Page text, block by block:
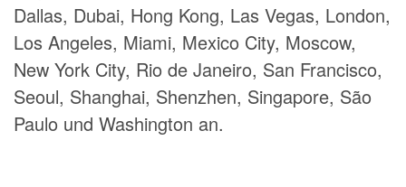
Dallas, Dubai, Hong Kong, Las Vegas, London,
Los Angeles, Miami, Mexico City, Moscow,
New York City, Rio de Janeiro, San Francisco,
Seoul, Shanghai, Shenzhen, Singapore, São
Paulo und Washington an.